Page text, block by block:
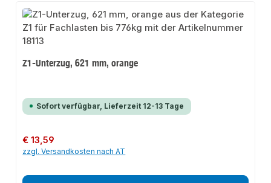
Z1-Unterzug, 621 mm, orange
Sofort verfügbar, Lieferzeit 12-13 Tage
Regulärer Preis:
€ 13,59
zzgl. Versandkosten nach AT